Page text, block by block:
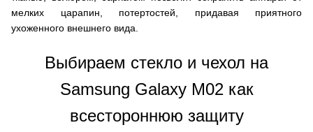
мелких царапин, потертостей, придавая приятного
ухоженного внешнего вида.
Выбираем стекло и чехол на
Samsung Galaxy M02 как
всестороннюю защиту